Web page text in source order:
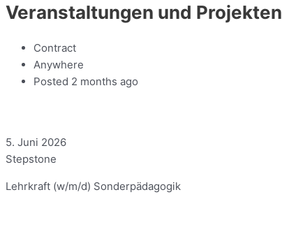
Veranstaltungen und Projekten
Contract
Anywhere
Posted 2 months ago
5. Juni 2026
Stepstone
Lehrkraft (w/m/d) Sonderpädagogik